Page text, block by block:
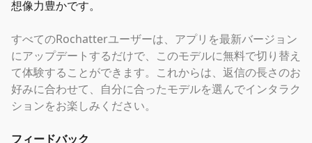
想像力豊かです。
すべてのRochatterユーザーは、アプリを最新バージョン
にアップデートするだけで、このモデルに無料で切り替え
て体験することができます。これからは、返信の長さのお
好みに合わせて、自分に合ったモデルを選んでインタラク
ションをお楽しみください。
フィードバック